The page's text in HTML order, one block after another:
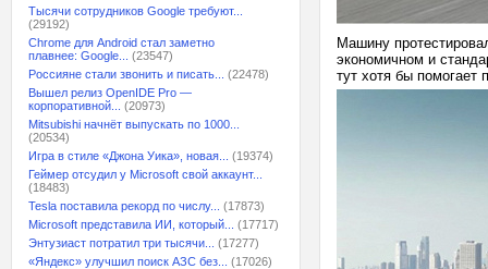
Тысячи сотрудников Google требуют...
(29192)
Chrome для Android стал заметно
плавнее: Google...
(23547)
Россияне стали звонить и писать...
(22478)
Вышел релиз OpenIDE Pro —
корпоративной...
(20973)
Mitsubishi начнёт выпускать по 1000...
(20534)
Игра в стиле «Джона Уика», новая...
(19374)
Геймер отсудил у Microsoft свой аккаунт...
(18483)
Tesla поставила рекорд по числу...
(17873)
Microsoft представила ИИ, который...
(17717)
Энтузиаст потратил три тысячи...
(17277)
«Яндекс» улучшил поиск АЗС без...
(17026)
Машину
экономичном и
тут хотя бы помогает